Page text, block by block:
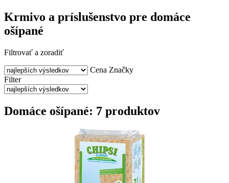
Krmivo a príslušenstvo pre domáce
ošípané
Filtrovať a zoradiť
Cena Značky
Filter
Domáce ošípané: 7 produktov